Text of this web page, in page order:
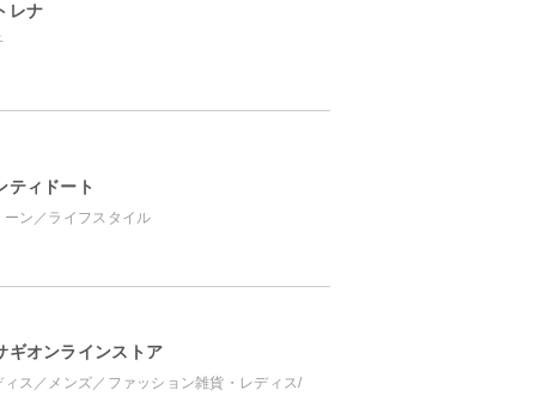
レナ
ティドート
ーン／ライフスタイル
ギオンラインストア
ィス／メンズ／ファッション雑貨・レディス/